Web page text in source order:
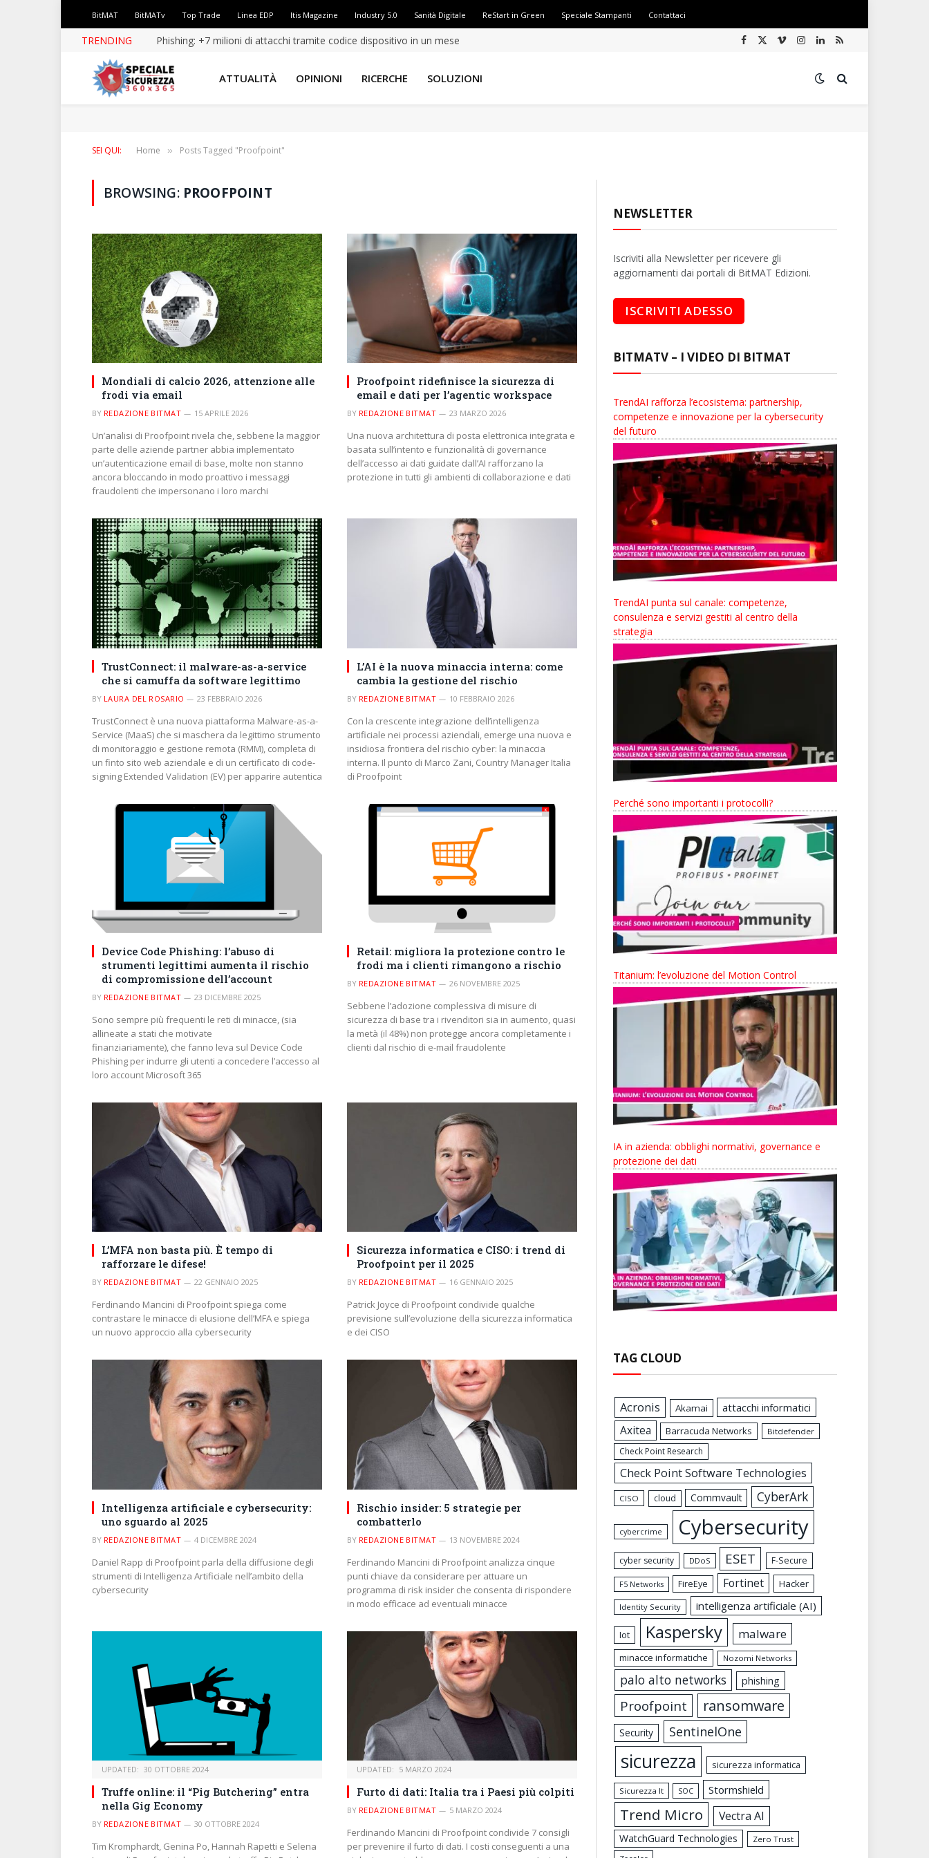
BitMAT BitMATv Top Trade Linea EDP Itis Magazine Industry 5.0 Sanità Digitale ReStart in Green Speciale Stampanti Contattaci
TRENDING GopherWhisper sfrutta i servizi di messaggistica Discord, Slack e Outlook per attività di spionaggio Facebook
X
VimeoInstagram
LinkedIn
RSS
ATTUALITÀ OPINIONI RICERCHE SOLUZIONI
SEI QUI: Home » Posts Tagged "Proofpoint"
BROWSING: PROOFPOINT
Mondiali di calcio 2026, attenzione alle
frodi via email
BY REDAZIONE BITMAT 15 APRILE 2026
Un’analisi di Proofpoint rivela che, sebbene la maggior
parte delle aziende partner abbia implementato
un’autenticazione email di base, molte non stanno
ancora bloccando in modo proattivo i messaggi
fraudolenti che impersonano i loro marchi
Proofpoint ridefinisce la sicurezza di
email e dati per l’agentic workspace
BY REDAZIONE BITMAT 23 MARZO 2026
Una nuova architettura di posta elettronica integrata e
basata sull’intento e funzionalità di governance
dell’accesso ai dati guidate dall’AI rafforzano la
protezione in tutti gli ambienti di collaborazione e dati
TrustConnect: il malware-as-a-service
che si camuffa da software legittimo
BY LAURA DEL ROSARIO 23 FEBBRAIO 2026
TrustConnect è una nuova piattaforma Malware-as-a-
Service (MaaS) che si maschera da legittimo strumento
di monitoraggio e gestione remota (RMM), completa di
un finto sito web aziendale e di un certificato di code-
signing Extended Validation (EV) per apparire autentica
L’AI è la nuova minaccia interna: come
cambia la gestione del rischio
BY REDAZIONE BITMAT 10 FEBBRAIO 2026
Con la crescente integrazione dell’intelligenza
artificiale nei processi aziendali, emerge una nuova e
insidiosa frontiera del rischio cyber: la minaccia
interna. Il punto di Marco Zani, Country Manager Italia
di Proofpoint
Device Code Phishing: l’abuso di
strumenti legittimi aumenta il rischio
di compromissione dell’account
BY REDAZIONE BITMAT 23 DICEMBRE 2025
Sono sempre più frequenti le reti di minacce, (sia
allineate a stati che motivate
finanziariamente), che fanno leva sul Device Code
Phishing per indurre gli utenti a concedere l’accesso al
loro account Microsoft 365
Retail: migliora la protezione contro le
frodi ma i clienti rimangono a rischio
BY REDAZIONE BITMAT 26 NOVEMBRE 2025
Sebbene l’adozione complessiva di misure di
sicurezza di base tra i rivenditori sia in aumento, quasi
la metà (il 48%) non protegge ancora completamente i
clienti dal rischio di e-mail fraudolente
L’MFA non basta più. È tempo di
rafforzare le difese!
BY REDAZIONE BITMAT 22 GENNAIO 2025
Ferdinando Mancini di Proofpoint spiega come
contrastare le minacce di elusione dell’MFA e spiega
un nuovo approccio alla cybersecurity
Sicurezza informatica e CISO: i trend di
Proofpoint per il 2025
BY REDAZIONE BITMAT 16 GENNAIO 2025
Patrick Joyce di Proofpoint condivide qualche
previsione sull’evoluzione della sicurezza informatica
e dei CISO
Intelligenza artificiale e cybersecurity:
uno sguardo al 2025
BY REDAZIONE BITMAT 4 DICEMBRE 2024
Daniel Rapp di Proofpoint parla della diffusione degli
strumenti di Intelligenza Artificiale nell’ambito della
cybersecurity
Rischio insider: 5 strategie per
combatterlo
BY REDAZIONE BITMAT 13 NOVEMBRE 2024
Ferdinando Mancini di Proofpoint analizza cinque
punti chiave da considerare per attuare un
programma di risk insider che consenta di rispondere
in modo efficace ad eventuali minacce
UPDATED: 30 OTTOBRE 2024
Truffe online: il “Pig Butchering” entra
nella Gig Economy
BY REDAZIONE BITMAT 30 OTTOBRE 2024
Tim Kromphardt, Genina Po, Hannah Rapetti e Selena
UPDATED: 5 MARZO 2024
Furto di dati: Italia tra i Paesi più colpiti
BY REDAZIONE BITMAT 5 MARZO 2024
Ferdinando Mancini di Proofpoint condivide 7 consigli
per prevenire il furto di dati. I costi conseguenti a una
NEWSLETTER
Iscriviti alla Newsletter per ricevere gli
aggiornamenti dai portali di BitMAT Edizioni.
BITMATV – I VIDEO DI BITMAT
TrendAI rafforza l’ecosistema: partnership,
competenze e innovazione per la cybersecurity
del futuro
TrendAI punta sul canale: competenze,
consulenza e servizi gestiti al centro della
strategia
Perché sono importanti i protocolli?
Titanium: l’evoluzione del Motion Control
IA in azienda: obblighi normativi, governance e
protezione dei dati
TAG CLOUD
Acronis Akamai attacchi informatici
Axitea Barracuda Networks Bitdefender
Check Point Research
Check Point Software Technologies
CISO cloud Commvault CyberArk
cybercrime Cybersecurity
cyber security DDoS ESET F-Secure
F5 Networks FireEye Fortinet Hacker
Identity Security intelligenza artificiale (AI)
Iot Kaspersky malware
minacce informatiche Nozomi Networks
palo alto networks phishing
Proofpoint ransomware
Security SentinelOne
sicurezza sicurezza informatica
Sicurezza It SOC Stormshield
Trend Micro Vectra AI
WatchGuard Technologies
Zero Trust